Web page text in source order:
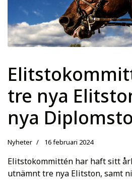
tre nya
nya
Nyheter 16 februari 2024
Elitstokommittén har haft sitt
utnämnt tre nya Elitston, samt